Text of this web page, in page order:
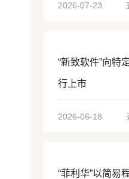
2026-07-23
“新致软件”向特
行上市
2026-06-18
“菲利华”以简易